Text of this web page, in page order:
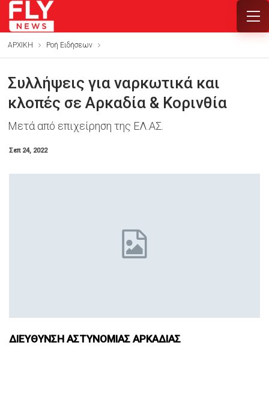
ΑΡΧΙΚΗ Ροή Ειδήσεων
Συλλήψεις για ναρκωτικά και
κλοπές σε Αρκαδία & Κορινθία
Μετά από επιχείρηση της ΕΛ.ΑΣ.
Σεπ 24, 2022
ΔΙΕΥΘΥΝΣΗ ΑΣΤΥΝΟΜΙΑΣ ΑΡΚΑΔΙΑΣ